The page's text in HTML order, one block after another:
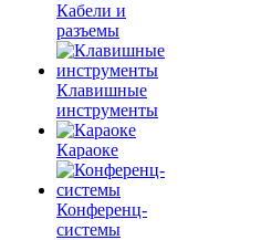
Кабели и
разъемы
Клавишные
инструменты
Караоке
Конференц-
системы